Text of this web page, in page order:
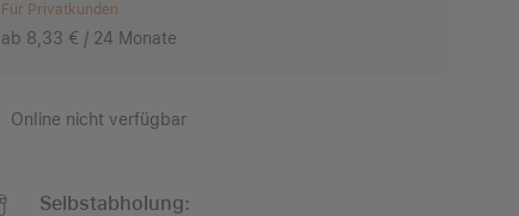
Für Privatkunden
ab 8,33 € / 24 Monate
Online nicht verfügbar
Selbstabholung: